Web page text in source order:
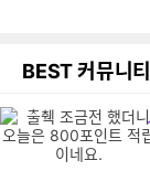
BEST 커뮤니티